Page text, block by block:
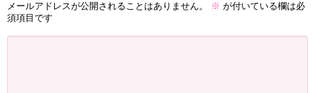
メールアドレスが公開されることはありません。 ※ が付いている欄は必
須項目です